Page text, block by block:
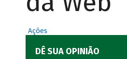
Ações
DÊ SUA OPINIÃO